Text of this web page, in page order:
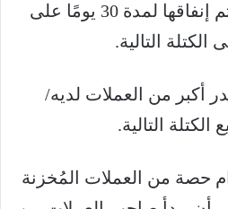
تبدأ العملات التي لم يتم إنفاقها لمدة 30 يومًا على
التالية.
أكبر من العملات لديه/
الكتلة التالية.
حصة من العملات المُخزنة